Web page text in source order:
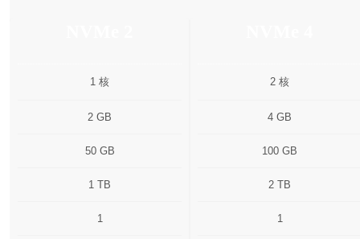
1 核
2 GB
50 GB
1 TB
1
2 核
4 GB
100 GB
2 TB
1